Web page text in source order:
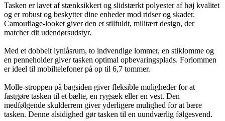
Tasken er lavet af stænksikkert og slidstærkt polyester af høj kvalitet
og er robust og beskytter dine enheder mod ridser og skader.
Camouflage-looket giver den et stilfuldt, militært design, der
matcher dit udendørsudstyr.
Med et dobbelt lynlåsrum, to indvendige lommer, en stiklomme og
en penneholder giver tasken optimal opbevaringsplads. Forlommen
er ideel til mobiltelefoner på op til 6,7 tommer.
Molle-stroppen på bagsiden giver fleksible muligheder for at
fastgøre tasken til et bælte, en rygsæk eller en vest. Den
medfølgende skulderrem giver yderligere mulighed for at bære
tasken. Denne alsidighed gør tasken til en uundværlig følgesvend.